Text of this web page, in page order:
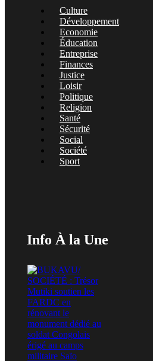
Culture
Développement
Economie
Éducation
Entreprise
Finances
Justice
Loisir
Politique
Religion
Santé
Sécurité
Social
Société
Sport
Info À la Une